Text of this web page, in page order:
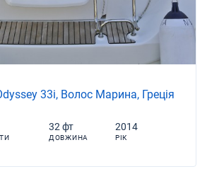
33i, Волос Марина, Греція
32 фт
ДОВЖИНА
2014
РІК